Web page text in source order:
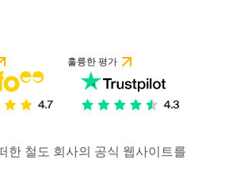
훌륭한 평가
한 철도 회사의 공식 웹사이트를